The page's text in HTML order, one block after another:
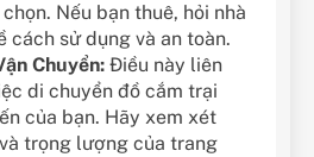
Nếu bạn thuê, hỏi nhà
cách sử dụng và an toàn.
Chuyển: Điều này liên
di chuyển đồ cắm trại
của bạn. Hãy xem xét
trọng lượng của trang